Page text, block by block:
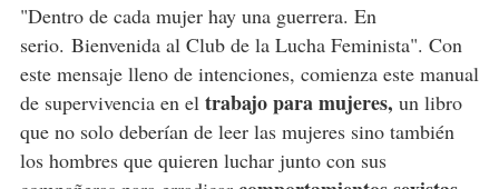
"Dentro de cada mujer hay una guerrera. En
serio. Bienvenida al Club de la Lucha Feminista". Con
este mensaje lleno de intenciones, comienza este manual
de supervivencia en el trabajo para mujeres, un libro
que no solo deberían de leer las mujeres sino también
los hombres que quieren luchar junto con sus